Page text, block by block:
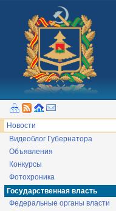
Новости
Видеоблог Губернатора
Объявления
Конкурсы
Фотохроника
Государственная власть
Федеральные органы власти